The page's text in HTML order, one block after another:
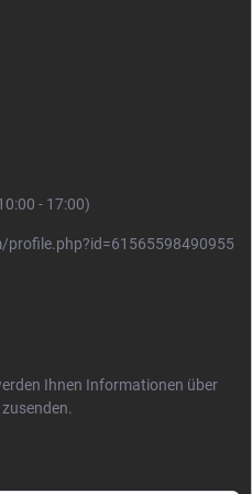
- 17:00)
Ihnen Informationen über